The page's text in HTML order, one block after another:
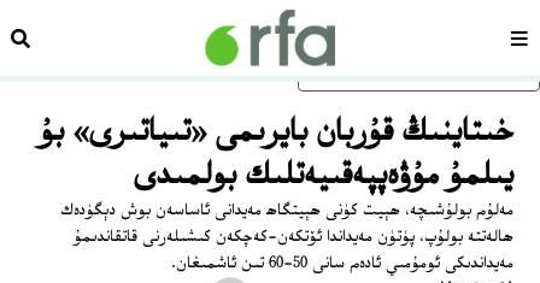
ئاساسلىق مەزمۇنغا ئاتلاڭسەھىپە
خىتاينىڭ قۇربان بايرىمى «تىياتىرى» بۇ
يىلمۇ مۇۋەپپەقىيەتلىك بولمىدى
مەلۇم بولۇشىچە، ھېيت كۈنى ھېيتگاھ مەيدانى ئاساسەن بوش دېگۈدەك
ھالەتتە بولۇپ، پۈتۈن مەيداندا ئۆتكەن-كەچكەن كىشىلەرنى قاتقاندىمۇ
مەيداندىكى ئومۇمىي ئادەم سانى 50-60 تىن ئاشمىغان.